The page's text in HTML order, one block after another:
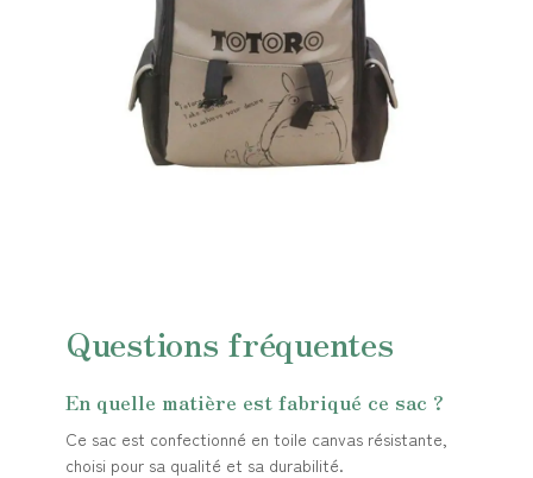
Questions fréquentes
En quelle matière est fabriqué ce sac ?
Ce sac est confectionné en toile canvas résistante,
choisi pour sa qualité et sa durabilité.